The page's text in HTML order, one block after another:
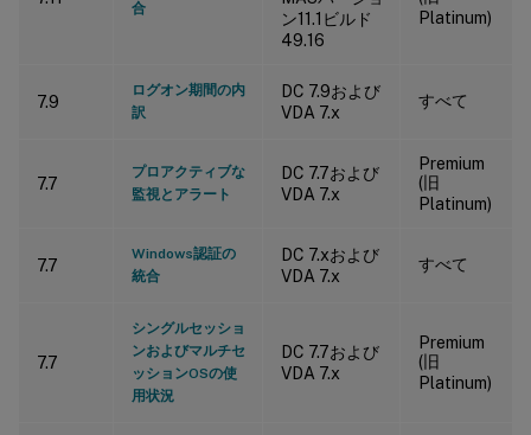
合
ン11.1ビルド
49.16
Platinum)
7.9
ログオン期間の内
訳
DC 7.9および
VDA 7.x
すべて
7.7
プロアクティブな
監視とアラート
DC 7.7および
VDA 7.x
Premium
(旧
Platinum)
7.7
Windows認証の
統合
DC 7.xおよび
VDA 7.x
すべて
7.7
シングルセッショ
ンおよびマルチセ
ッションOSの使
用状況
DC 7.7および
VDA 7.x
Premium
(旧
Platinum)